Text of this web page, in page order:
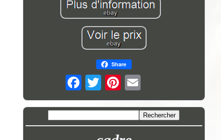
Share